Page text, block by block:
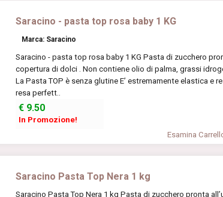
Saracino - pasta top rosa baby 1 KG
Marca: Saracino
Saracino - pasta top rosa baby 1 KG Pasta di zucchero
copertura di dolci . Non contiene olio di palma, grassi
La Pasta TOP è senza glutine E’ estremamente elastica e
resa perfett..
€ 9.50
In Promozione!
Esamina
Saracino Pasta Top Nera 1 kg
Saracino Pasta Top Nera 1 kg Pasta di zucchero pronta